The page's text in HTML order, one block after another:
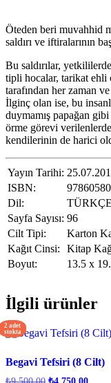
Öteden beri muvahhid
saldırı ve iftiralarının
Bu saldırılar,
tipli hocalar, tarikat ehli
tarafından her zaman
İlginç olan ise, bu
duymamış papağan
örme görevi
kendilerinin de harici
Yayın Tarihi:
ISBN:
Dil:
TÜRKÇE
Sayfa Sayısı: 96
Cilt Tipi:
Karton
Kağıt Cinsi:
Kitap
Boyut:
13.5 x
İlgili ürünler
2 adet
stokta
Begavi Tefsiri (8 Cilt)
Orijinal